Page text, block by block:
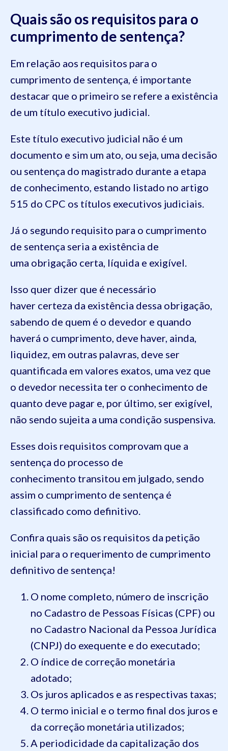
Quais são os requisitos para o
cumprimento de sentença?
Em relação aos requisitos para o
cumprimento de sentença, é importante
destacar que o primeiro se refere a existência
de um título executivo judicial.
Este título executivo judicial não é um
documento e sim um ato, ou seja, uma decisão
ou sentença do magistrado durante a etapa
de conhecimento, estando listado no artigo
515 do CPC os títulos executivos judiciais.
Já o segundo requisito para o cumprimento
de sentença seria a existência de
uma obrigação certa, líquida e exigível.
Isso quer dizer que é necessário
haver certeza da existência dessa obrigação,
sabendo de quem é o devedor e quando
haverá o cumprimento, deve haver, ainda,
liquidez, em outras palavras, deve ser
quantificada em valores exatos, uma vez que
o devedor necessita ter o conhecimento de
quanto deve pagar e, por último, ser exigível,
não sendo sujeita a uma condição suspensiva.
Esses dois requisitos comprovam que a
sentença do processo de
conhecimento transitou em julgado, sendo
assim o cumprimento de sentença é
classificado como definitivo.
Confira quais são os requisitos da petição
inicial para o requerimento de cumprimento
definitivo de sentença!
O nome completo, número de inscrição
no Cadastro de Pessoas Físicas (CPF) ou
no Cadastro Nacional da Pessoa Jurídica
(CNPJ) do exequente e do executado;
O índice de correção monetária
adotado;
Os juros aplicados e as respectivas taxas;
O termo inicial e o termo final dos juros e
da correção monetária utilizados;
A periodicidade da capitalização dos